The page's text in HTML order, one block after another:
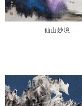
仙山妙境